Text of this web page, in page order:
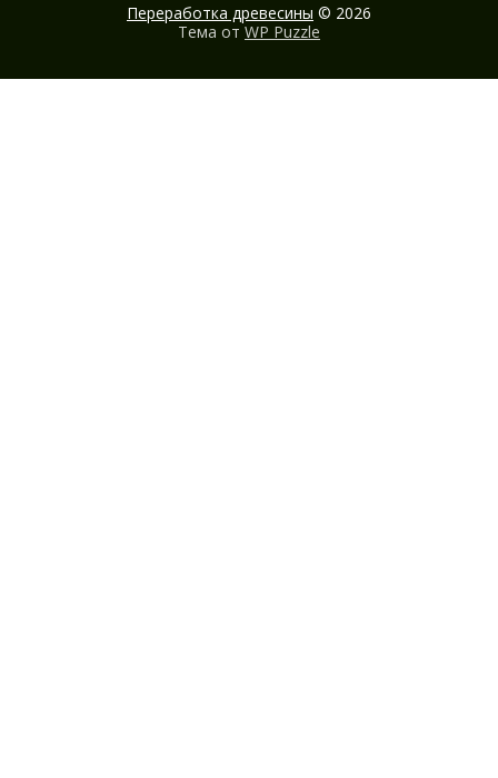
Переработка древесины © 2026
Тема от WP Puzzle